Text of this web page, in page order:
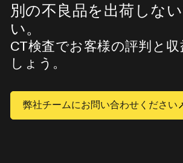
別の不良品を出荷しな
い。
CT検査でお客様の評判と収
しょう。
弊社チームにお問い合わせください